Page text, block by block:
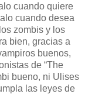
cuando quiere
cuando desea
zombis y los
bien, gracias a
buenos,
de “The
bueno, ni Ulises
las leyes de